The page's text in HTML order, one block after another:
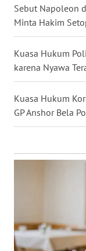
Sebut Napoleon
Minta Hakim
Kuasa Hukum
karena Nyawa
Kuasa Hukum
GP Anshor Bela
WN
KALBAR
WN
KALTENG
WN
KALTARA
WN
WN